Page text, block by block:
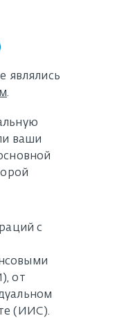
ваши
с
от
(ИИС).
являлись
.